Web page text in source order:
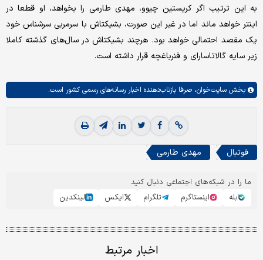
به این ترتیب اگر کریستین چیوو، مهدی طارمی را بخواهد، او قطعا در
اینتر خواهد ماند اما در غیر این صورت، بشیکتاش با سرمربی سرشناس خود
یک مقصد احتمالی خواهد بود. هرچند بشیکتاش در سال‌های گذشته کاملا
زیر سایه گالاتاسارای و فنرباغچه قرار داشته است.
بخش سایت‌خوان، صرفا بازتاب‌دهنده اخبار رسانه‌های رسمی کشور است.
فوتبال مهدی طارمی
ما را در شبکه‌های اجتماعی دنبال کنید
بله
اینستاگرم تلگرام ایکس لینکدین
اخبار مرتبط